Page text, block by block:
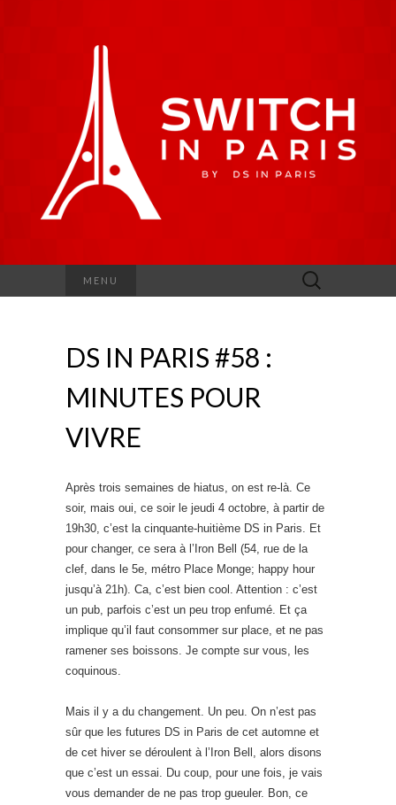
MENU Rechercher :
DS IN PARIS #58 :
MINUTES POUR
VIVRE
Après trois semaines de hiatus, on est re-là. Ce
soir, mais oui, ce soir le jeudi 4 octobre, à partir de
19h30, c’est la cinquante-huitième DS in Paris. Et
pour changer, ce sera à l’Iron Bell (54, rue de la
clef, dans le 5e, métro Place Monge; happy hour
jusqu’à 21h). Ca, c’est bien cool. Attention : c’est
un pub, parfois c’est un peu trop enfumé. Et ça
implique qu’il faut consommer sur place, et ne pas
ramener ses boissons. Je compte sur vous, les
coquinous.
Mais il y a du changement. Un peu. On n’est pas
sûr que les futures DS in Paris de cet automne et
de cet hiver se déroulent à l’Iron Bell, alors disons
que c’est un essai. Du coup, pour une fois, je vais
vous demander de ne pas trop gueuler. Bon, ce